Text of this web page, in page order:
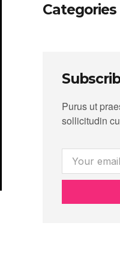
Categories
Purus ut
sollicitudin